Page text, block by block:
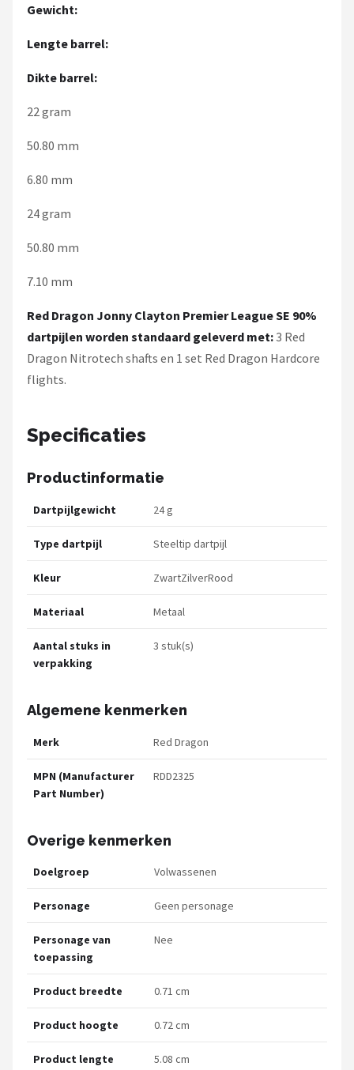
Gewicht:
Lengte barrel:
Dikte barrel:
22 gram
50.80 mm
6.80 mm
24 gram
50.80 mm
7.10 mm
Red Dragon Jonny Clayton Premier League SE 90%
dartpijlen worden standaard geleverd met:3 Red
Dragon Nitrotech shafts en 1 set Red Dragon Hardcore
flights.
Specificaties
Productinformatie
Dartpijlgewicht 24 g
Type dartpijl Steeltip dartpijl
Kleur ZwartZilverRood
Materiaal Metaal
Aantal stuks in
verpakking
3 stuk(s)
Algemene kenmerken
Merk Red Dragon
MPN (Manufacturer
Part Number)
RDD2325
Overige kenmerken
Doelgroep Volwassenen
Personage Geen personage
Personage van
toepassing
Nee
Product breedte 0.71 cm
Product hoogte 0.72 cm
Product lengte 5.08 cm